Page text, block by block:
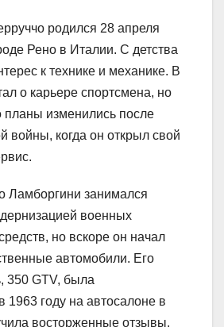
родился 28 апреля
Рено в Италии. С детства
к технике и механике. В
о карьере спортсмена, но
планы изменились после
войны, когда он открыл свой
Ламборгини занимался
военных
но вскоре он начал
автомобили. Его
350 GTV, была
1963 году на автосалоне в
восторженные отзывы.